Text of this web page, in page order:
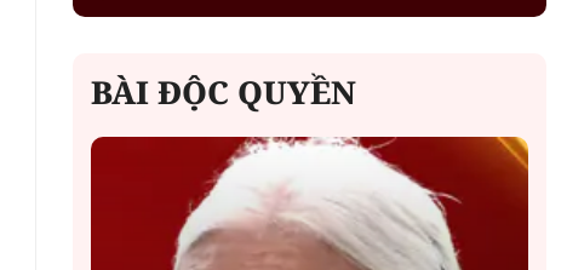
BÀI ĐỘC QUYỀN